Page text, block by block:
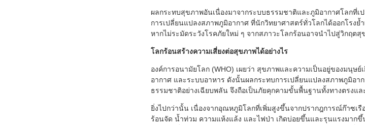
ผลกระทบสุขภาพอันเนื่องมาจากระบบธรรมชาติและภูมิอากาศโลกที่เ
การเปลี่ยนแปลงสภาพภูมิอากาศ ที่นักวิทยาศาสตร์ทั่วโลกได้ออกโรงย้
หากไม่ระมัดระวังโรคภัยใหม่ ๆ จากสภาวะโลกร้อนอาจนำไปสู่วิกฤต
โลกร้อนสร้างความเสี่ยงต่อสุขภาพได้อย่างไร
องค์การอนามัยโลก (WHO) เผยว่า สุขภาพและความเป็นอยู่ของมนุษ
อากาศ และระบบอาหาร ดังนั้นผลกระทบการเปลี่ยนแปลงสภาพภูมิอา
ธรรมชาติอย่างเฉียบพลัน จึงถือเป็นภัยคุกคามขั้นพื้นฐานทั้งทางตรงแ
ยิ่งไปกว่านั้น เนื่องจากอุณหภูมิโลกที่เพิ่มสูงขึ้นจากปรากฎการณ์ก๊าซเ
ร้อนจัด น้ำท่วม ความแห้งแล้ง และไฟป่า เกิดบ่อยขึ้นและรุนแรงมาก